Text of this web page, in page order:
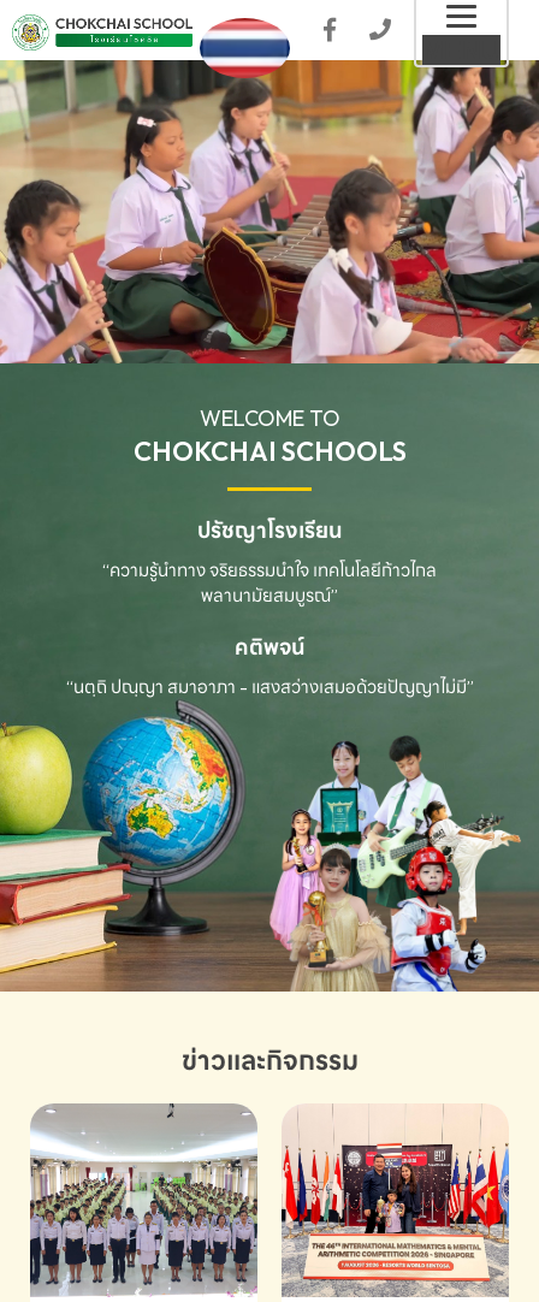
WELCOME TO
CHOKCHAI SCHOOLS
ปรัชญาโรงเรียน
“ความรู้นำทาง จริยธรรมนำใจ เทคโนโลยีก้าวไกล
พลานามัยสมบูรณ์”
คติพจน์
“นตฺถิ ปณฺญา สมาอาภา - แสงสว่างเสมอด้วยปัญญาไม่มี”
ข่าวและกิจกรรม